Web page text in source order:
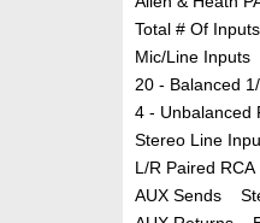
Total # Of
Mic/Line
20 - Balanced
4 - Unbalanced
Stereo Line
L/R Paired RCA
AUX Sends